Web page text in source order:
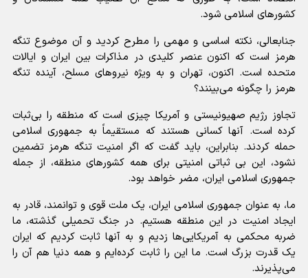
کشور‌های اسلامی شود.
جنابعالی، نکته اساسی و مهمی را مطرح کردید و آن موضوع تنگه
هرمز است که اکنون عنصر کلیدی در مذاکرات بین ایران و ایالات
متحده است. اکنون، تهران و به ویژه نیرو‌های مسلح، آینده تنگه
هرمز را چگونه می‌بینند؟
تجاوز رژیم صهیونیستی و آمریکا چیزی است که منطقه را بی‌ثبات
کرده است. آنها کسانی هستند که مستقیماً به جمهوری اسلامی
حمله کردند. بنابراین، باید گفت که اگر امنیت تنگه هرمز تضمین
نشود، این بی ثباتی امنیتی برای همه کشور‌های منطقه، از جمله
جمهوری اسلامی ایران، مضر خواهد بود.
ما، به عنوان جمهوری اسلامی ایران، یک ملت قوی و توانمند، قادر به
ایجاد امنیت در این منطقه هستیم. در جنگ تحمیلی گذشته، ما
ضربه محکمی به آمریکایی‌ها زدیم و به آنها ثابت کردیم که ایران
یک قدرت بزرگ است. ما این را ثابت کرده‌ایم و همه دنیا هم آن را
می‌پذیرند.